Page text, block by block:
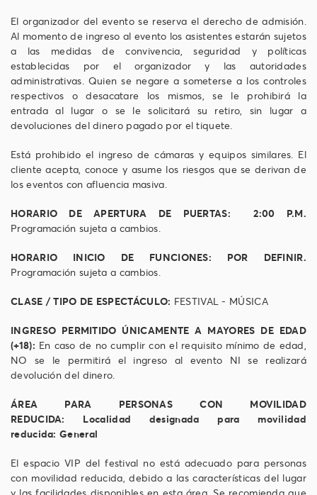
El organizador del evento se reserva el derecho de admisión.
Al momento de ingreso al evento los asistentes estarán sujetos
a las medidas de convivencia, seguridad y políticas
establecidas por el organizador y las autoridades
administrativas. Quien se negare a someterse a los controles
respectivos o desacatare los mismos, se le prohibirá la
entrada al lugar o se le solicitará su retiro, sin lugar a
devoluciones del dinero pagado por el tiquete.
Está prohibido el ingreso de cámaras y equipos similares. El
cliente acepta, conoce y asume los riesgos que se derivan de
los eventos con afluencia masiva.
HORARIO DE APERTURA DE PUERTAS:
2:00 P.M.
Programación sujeta a cambios.
HORARIO INICIO DE FUNCIONES:
POR DEFINIR.
Programación sujeta a cambios.
CLASE / TIPO DE ESPECTÁCULO: FESTIVAL - MÚSICA
INGRESO PERMITIDO ÚNICAMENTE A MAYORES DE EDAD
(+18): En caso de no cumplir con el requisito mínimo de edad,
NO se le permitirá el ingreso al evento NI se realizará
devolución del dinero.
ÁREA PARA PERSONAS CON MOVILIDAD
REDUCIDA:
Localidad designada para movilidad
reducida: General
El espacio VIP del festival no está adecuado para personas
con movilidad reducida, debido a las características del lugar